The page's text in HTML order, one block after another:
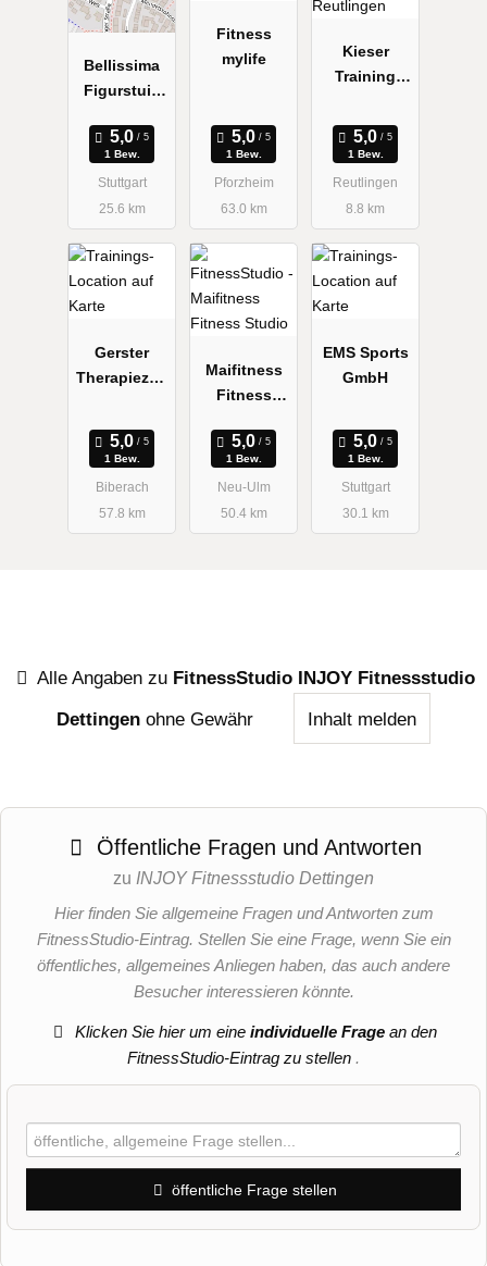
Bellissima
Figurstuio
1 Bew.
Stuttgart
25.6 km
Fitness
mylife
1 Bew.
Pforzheim
63.0 km
Kieser
Training
1 Bew.
Reutlingen
8.8 km
Gerster
Therapiezen
1 Bew.
Biberach
57.8 km
Maifitness
Fitness
1 Bew.
Neu-Ulm
50.4 km
EMS Sports
GmbH
1 Bew.
Stuttgart
30.1 km
Alle Angaben zu FitnessStudio INJOY Fitnessstudio
Dettingen ohne Gewähr Inhalt melden
Öffentliche Fragen und Antworten
zu INJOY Fitnessstudio Dettingen
Hier finden Sie allgemeine Fragen und Antworten zum
FitnessStudio-Eintrag. Stellen Sie eine Frage, wenn Sie ein
öffentliches, allgemeines Anliegen haben, das auch andere
Besucher interessieren könnte.
Klicken Sie hier um eineindividuelle Frage an den
FitnessStudio-Eintrag zu stellen .
öffentliche Frage stellen